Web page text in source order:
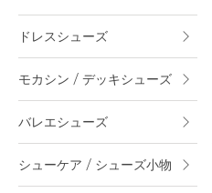
ドレスシューズ
モカシン / デッキシューズ
バレエシューズ
シューケア / シューズ小物